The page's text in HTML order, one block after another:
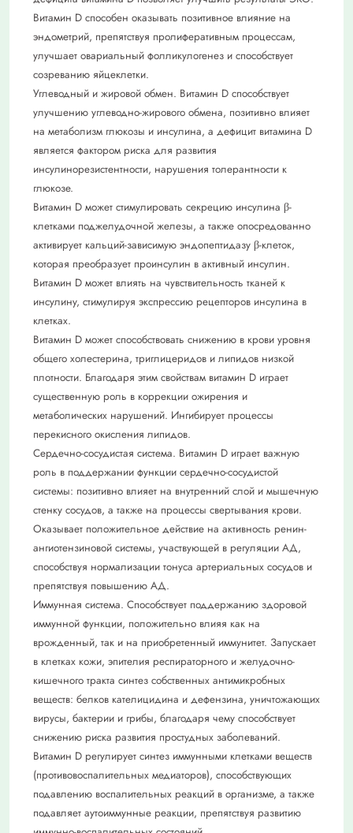
Витамин D способен оказывать позитивное влияние на
эндометрий, препятствуя пролиферативным процессам,
улучшает овариальный фолликулогенез и способствует
созреванию яйцеклетки.
Углеводный и жировой обмен. Витамин D способствует
улучшению углеводно-жирового обмена, позитивно влияет
на метаболизм глюкозы и инсулина, а дефицит витамина D
является фактором риска для развития
инсулинорезистентности, нарушения толерантности к
глюкозе.
Витамин D может стимулировать секрецию инсулина β-
клетками поджелудочной железы, а также опосредованно
активирует кальций-зависимую эндопептидазу β-клеток,
которая преобразует проинсулин в активный инсулин.
Витамин D может влиять на чувствительность тканей к
инсулину, стимулируя экспрессию рецепторов инсулина в
клетках.
Витамин D может способствовать снижению в крови уровня
общего холестерина, триглицеридов и липидов низкой
плотности. Благодаря этим свойствам витамин D играет
существенную роль в коррекции ожирения и
метаболических нарушений. Ингибирует процессы
перекисного окисления липидов.
Сердечно-сосудистая система. Витамин D играет важную
роль в поддержании функции сердечно-сосудистой
системы: позитивно влияет на внутренний слой и мышечную
стенку сосудов, а также на процессы свертывания крови.
Оказывает положительное действие на активность ренин-
ангиотензиновой системы, участвующей в регуляции АД,
способствуя нормализации тонуса артериальных сосудов и
препятствуя повышению АД.
Иммунная система. Способствует поддержанию здоровой
иммунной функции, положительно влияя как на
врожденный, так и на приобретенный иммунитет. Запускает
в клетках кожи, эпителия респираторного и желудочно-
кишечного тракта синтез собственных антимикробных
веществ: белков кателицидина и дефензина, уничтожающих
вирусы, бактерии и грибы, благодаря чему способствует
снижению риска развития простудных заболеваний.
Витамин D регулирует синтез иммунными клетками веществ
(противовоспалительных медиаторов), способствующих
подавлению воспалительных реакций в организме, а также
подавляет аутоиммунные реакции, препятствуя развитию